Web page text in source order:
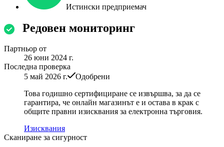
Истински предприемач
Редовен мониторинг
Партньор от
26 юни 2024 г.
Последна проверка
5 май 2026 г.
Одобрени
Това годишно сертифициране се извършва, за да се
гарантира, че онлайн магазинът е и остава в крак с
общите правни изисквания за електронна търговия.
Изисквания
Сканиране за сигурност